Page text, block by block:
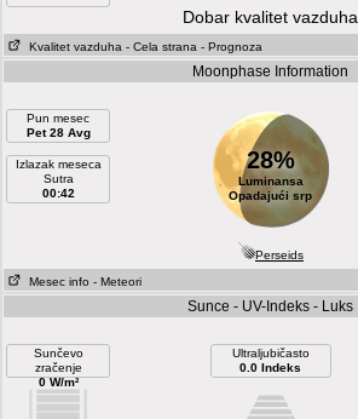
Dobar kvalitet vazduha
Kvalitet vazduha - Cela strana - Prognoza
Moonphase Information
Pun mesec
Pet 28 Avg
Izlazak meseca
Sutra
00:42
28%
Luminansa
Opadajući srp
Perseids
Mesec info - Meteori
Sunce - UV-Indeks - Luks
Sunčevo
zračenje
0 W/m²
Ultraljubičasto
0.0 Indeks